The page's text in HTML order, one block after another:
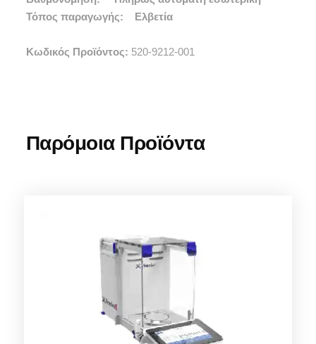
Τόπος παραγωγής: Ελβετία
Κωδικός Προϊόντος: 520-9212-001
Παρόμοια Προϊόντα